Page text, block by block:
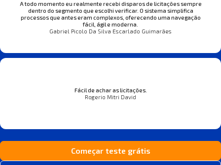
A todo momento eu realmente recebi disparos de licitações sempre
dentro do segmento que escolhi verificar. O sistema simplifica
processos que antes eram complexos, oferecendo uma navegação
fácil, ágil e moderna.
Gabriel Picolo Da Silva Escarlado Guimarães
Fácil de achar as licitações.
Rogerio Mitri David
Começar teste grátis